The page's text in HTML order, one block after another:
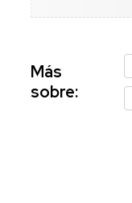
Más
sobre: